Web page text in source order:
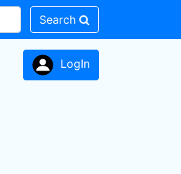
Search
LogIn